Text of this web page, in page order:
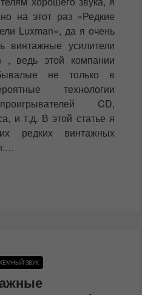
на этот раз «Редкие
Luxman», да я очень
винтажные усилители
, ведь этой компании
не только в
технологии
CD,
и т.д. В этой статье я
редких винтажных
ЗВУК